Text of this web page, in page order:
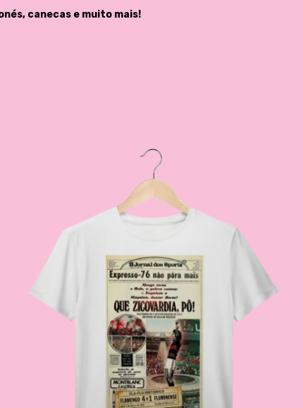
canecas e muito mais!